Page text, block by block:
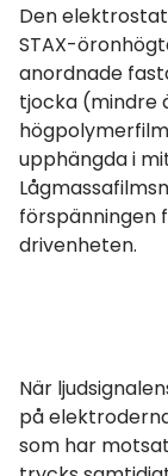
Den
STAX-
anordnade
tjocka (mindre
upphängda i
förspänningen
drivenheten.
När
på
som har